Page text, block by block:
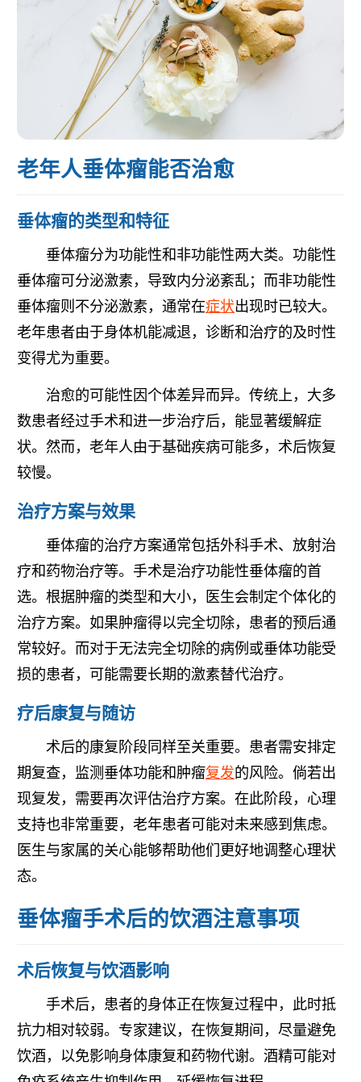
老年人垂体瘤能否治愈
垂体瘤的类型和特征
垂体瘤分为功能性和非功能性两大类。功能性
垂体瘤可分泌激素，导致内分泌紊乱；而非功能性
垂体瘤则不分泌激素，通常在症状出现时已较大。
老年患者由于身体机能减退，诊断和治疗的及时性
变得尤为重要。
治愈的可能性因个体差异而异。传统上，大多
数患者经过手术和进一步治疗后，能显著缓解症
状。然而，老年人由于基础疾病可能多，术后恢复
较慢。
治疗方案与效果
垂体瘤的治疗方案通常包括外科手术、放射治
疗和药物治疗等。手术是治疗功能性垂体瘤的首
选。根据肿瘤的类型和大小，医生会制定个体化的
治疗方案。如果肿瘤得以完全切除，患者的预后通
常较好。而对于无法完全切除的病例或垂体功能受
损的患者，可能需要长期的激素替代治疗。
疗后康复与随访
术后的康复阶段同样至关重要。患者需安排定
期复查，监测垂体功能和肿瘤复发的风险。倘若出
现复发，需要再次评估治疗方案。在此阶段，心理
支持也非常重要，老年患者可能对未来感到焦虑。
医生与家属的关心能够帮助他们更好地调整心理状
态。
垂体瘤手术后的饮酒注意事项
术后恢复与饮酒影响
手术后，患者的身体正在恢复过程中，此时抵
抗力相对较弱。专家建议，在恢复期间，尽量避免
饮酒，以免影响身体康复和药物代谢。酒精可能对